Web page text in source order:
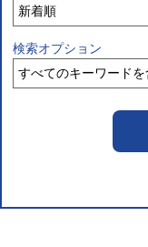
検索オプション